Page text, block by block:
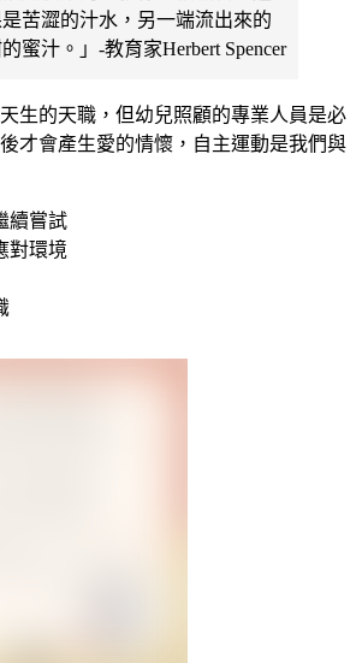
苦澀的汁水，另一端流出來的
蜜汁。」-教育家Herbert Spencer
生的天職，但幼兒照顧的專業人員是必
才會產生愛的情懷，自主運動是我們與
續嘗試
對環境